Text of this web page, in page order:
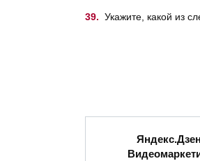
Укажите, какой из
Яндекс.Дзен.